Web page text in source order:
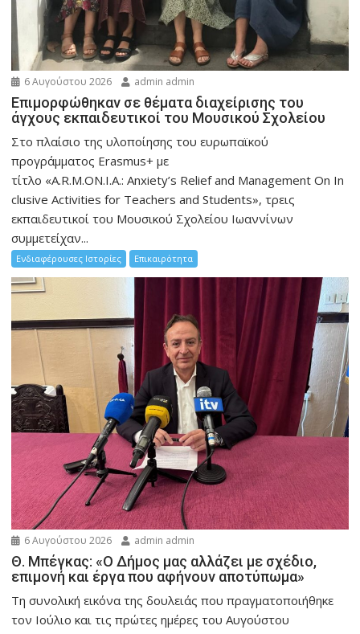
6 Αυγούστου 2026 admin admin
Eπιμορφώθηκαν σε θέματα διαχείρισης του
άγχους εκπαιδευτικοί του Μουσικού Σχολείου
Στο πλαίσιο της υλοποίησης του ευρωπαϊκού
προγράμματος Erasmus+ με
τίτλο «A.R.M.ON.I.A.: Anxiety’s Relief and Management On In
clusive Activities for Teachers and Students», τρεις
εκπαιδευτικοί του Μουσικού Σχολείου Ιωαννίνων
συμμετείχαν...
Ενδιαφέρουσες Ιστορίες Επικαιρότητα
6 Αυγούστου 2026 admin admin
Θ. Μπέγκας: «Ο Δήμος μας αλλάζει με σχέδιο,
επιμονή και έργα που αφήνουν αποτύπωμα»
Τη συνολική εικόνα της δουλειάς που πραγματοποιήθηκε
τον Ιούλιο και τις πρώτες ημέρες του Αυγούστου